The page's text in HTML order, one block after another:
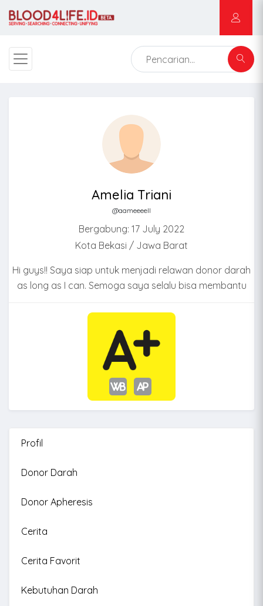
Amelia Triani
@aameeeell
Bergabung: 17 July 2022
Kota Bekasi / Jawa Barat
Hi guys!! Saya siap untuk menjadi relawan donor darah
as long as I can. Semoga saya selalu bisa membantu
Profil
Donor Darah
Donor Apheresis
Cerita
Cerita Favorit
Kebutuhan Darah